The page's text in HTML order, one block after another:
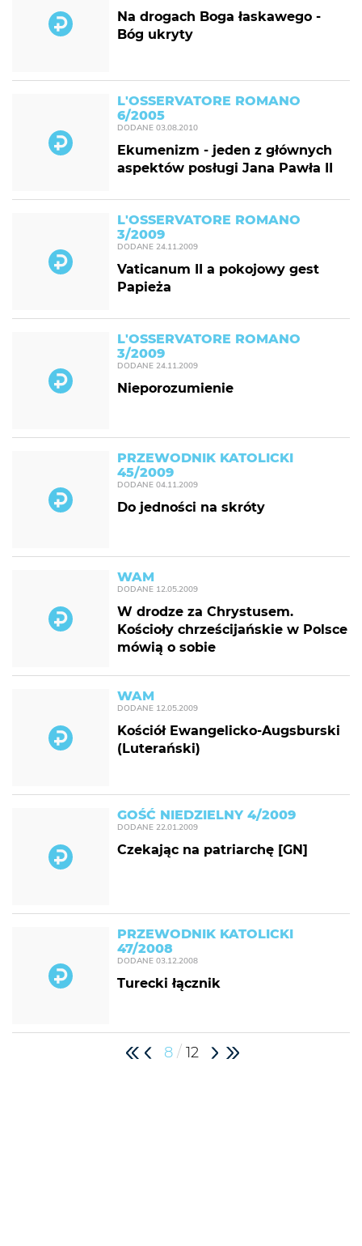
Na drogach Boga łaskawego -
Bóg ukryty
L'OSSERVATORE ROMANO
6/2005
DODANE 03.08.2010
Ekumenizm - jeden z głównych
aspektów posługi Jana Pawła II
L'OSSERVATORE ROMANO
3/2009
DODANE 24.11.2009
Vaticanum II a pokojowy gest
Papieża
L'OSSERVATORE ROMANO
3/2009
DODANE 24.11.2009
Nieporozumienie
PRZEWODNIK KATOLICKI
45/2009
DODANE 04.11.2009
Do jedności na skróty
WAM
DODANE 12.05.2009
W drodze za Chrystusem.
Kościoły chrześcijańskie w Polsce
mówią o sobie
WAM
DODANE 12.05.2009
Kościół Ewangelicko-Augsburski
(Luterański)
GOŚĆ NIEDZIELNY 4/2009
DODANE 22.01.2009
Czekając na patriarchę [GN]
PRZEWODNIK KATOLICKI
47/2008
DODANE 03.12.2008
Turecki łącznik
8 / 12